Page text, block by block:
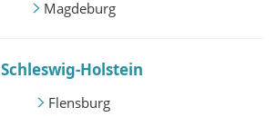
Magdeburg
Schleswig-Holstein
Flensburg